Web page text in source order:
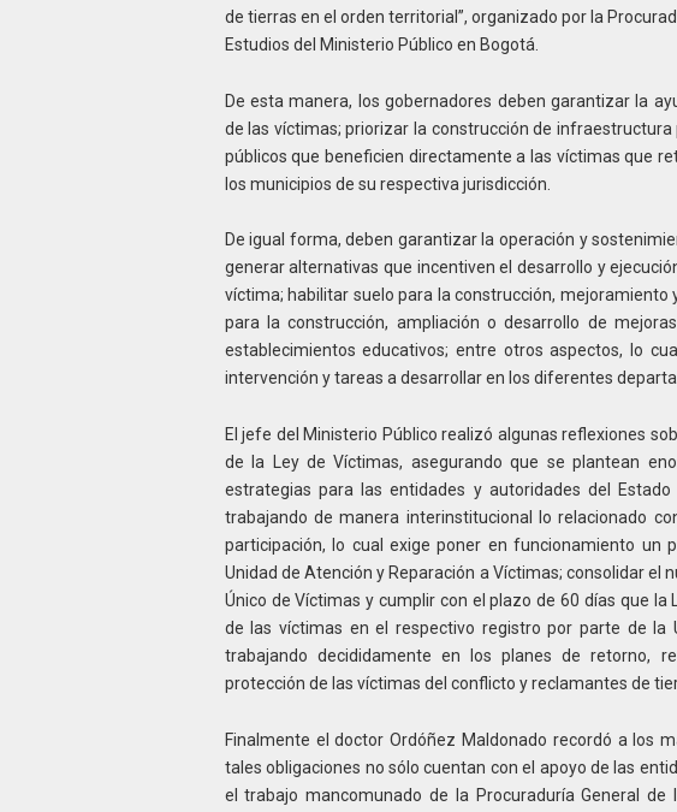
de tierras en el orden territorial”, organizado por la
Estudios del Ministerio Público en Bogotá.
De esta manera, los gobernadores deben garantizar la
de las víctimas; priorizar la construcción de
públicos que beneficien directamente a las víctimas que
los municipios de su respectiva jurisdicción.
De igual forma, deben garantizar la operación y
generar alternativas que incentiven el desarrollo y
víctima; habilitar suelo para la construcción, mejoramiento
para la construcción, ampliación o desarrollo de
establecimientos educativos; entre otros aspectos, lo
intervención y tareas a desarrollar en los diferentes
El jefe del Ministerio Público realizó algunas reflexiones
de la Ley de Víctimas, asegurando que se plantean
estrategias para las entidades y autoridades del
trabajando de manera interinstitucional lo relacionado
participación, lo cual exige poner en funcionamiento un
Unidad de Atención y Reparación a Víctimas; consolidar el
Único de Víctimas y cumplir con el plazo de 60 días que la
de las víctimas en el respectivo registro por parte de la
trabajando decididamente en los planes de retorno,
protección de las víctimas del conflicto y reclamantes de
Finalmente el doctor Ordóñez Maldonado recordó a los
tales obligaciones no sólo cuentan con el apoyo de las
el trabajo mancomunado de la Procuraduría General de